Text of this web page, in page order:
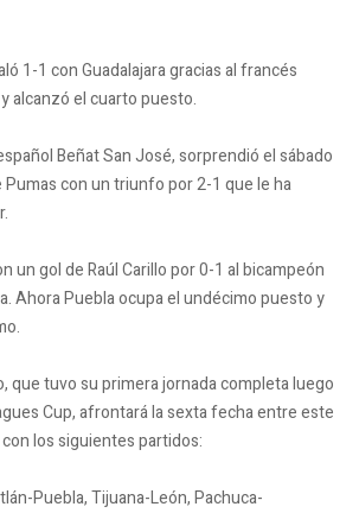
1-1 con Guadalajara gracias al francés
alcanzó el cuarto puesto.
Beñat San José, sorprendió el sábado
Pumas con un triunfo por 2-1 que le ha
un gol de Raúl Carillo por 0-1 al bicampeón
Ahora Puebla ocupa el undécimo puesto y
que tuvo su primera jornada completa luego
Cup, afrontará la sexta fecha entre este
los siguientes partidos:
Puebla, Tijuana-León, Pachuca-